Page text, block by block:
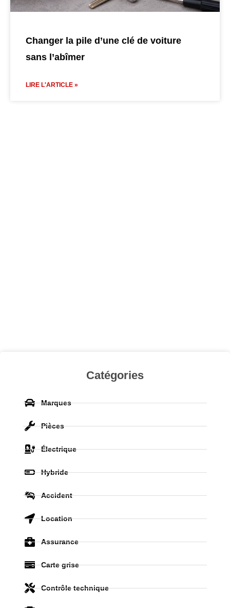
Changer la pile d’une clé de voiture
sans l’abîmer
LIRE L'ARTICLE »
Catégories
Marques
Pièces
Électrique
Hybride
Accident
Location
Assurance
Carte grise
Contrôle technique